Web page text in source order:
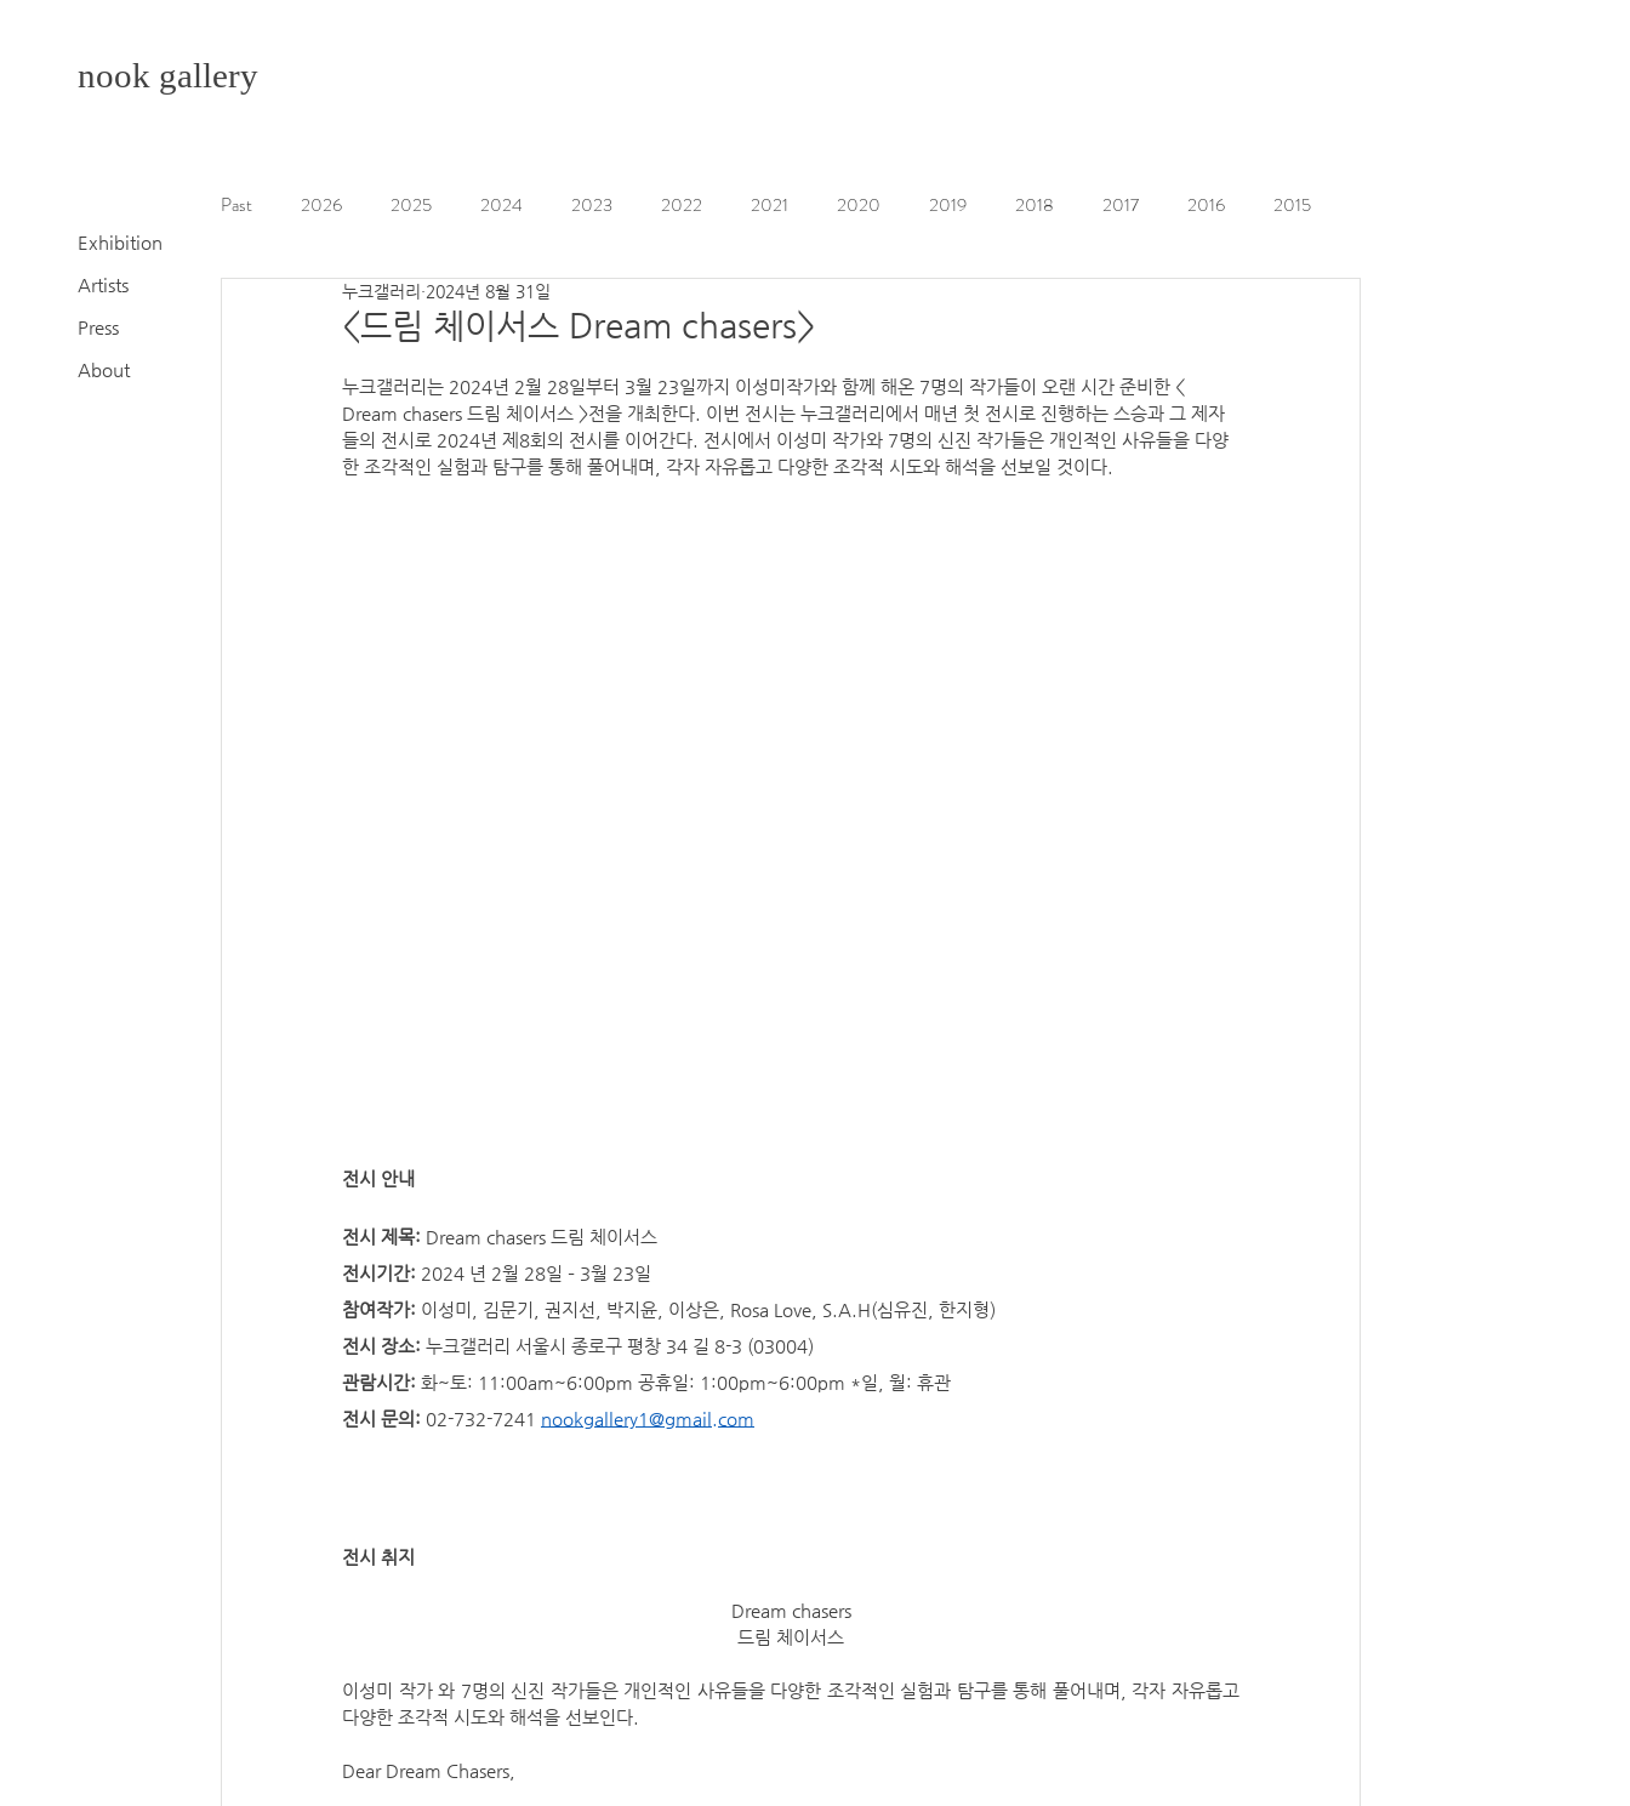
Exhibition
Artists
Press
About
nook gallery
Past 2026 2025 2024 2023 2022 2021 2020 2019 2018 2017 2016 2015
2013
<드림 체이서스 Dream chasers>
누크갤러리 2024년 8월 31일
누크갤러리는 2024년 2월 28일부터 3월 23일까지 이성미작가와 함께 해온 7명의 작가들이 오랜 시간 준비한 <
Dream chasers 드림 체이서스 >전을 개최한다. 이번 전시는 누크갤러리에서 매년 첫 전시로 진행하는 스승과 그 제자
들의 전시로 2024년 제8회의 전시를 이어간다. 전시에서 이성미 작가와 7명의 신진 작가들은 개인적인 사유들을 다양
한 조각적인 실험과 탐구를 통해 풀어내며, 각자 자유롭고 다양한 조각적 시도와 해석을 선보일 것이다.
전시 안내
전시 제목: Dream chasers 드림 체이서스
전시기간: 2024 년 2월 28일 – 3월 23일
참여작가: 이성미, 김문기, 권지선, 박지윤, 이상은, Rosa Love, S.A.H(심유진, 한지형)
전시 장소: 누크갤러리 서울시 종로구 평창 34 길 8-3 (03004)
관람시간: 화~토: 11:00am~6:00pm 공휴일: 1:00pm~6:00pm *일, 월: 휴관
전시 문의: 02-732-7241 nookgallery1@gmail.com
전시 취지
Dream chasers
드림 체이서스
이성미 작가 와 7명의 신진 작가들은 개인적인 사유들을 다양한 조각적인 실험과 탐구를 통해 풀어내며, 각자 자유롭고
다양한 조각적 시도와 해석을 선보인다.
Dear Dream Chasers,